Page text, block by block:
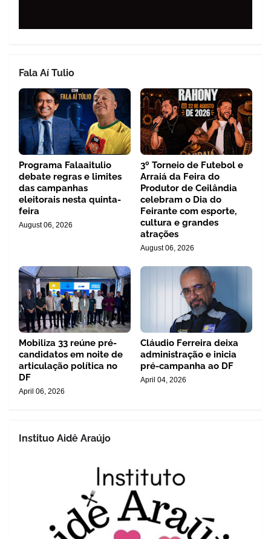
Fala Aí Tulio
Programa Falaaitulio
debate regras e limites
das campanhas
eleitorais nesta quinta-
feira
August 06, 2026
3º Torneio de Futebol e
Arraiá da Feira do
Produtor de Ceilândia
celebram o Dia do
Feirante com esporte,
cultura e grandes
atrações
August 06, 2026
Mobiliza 33 reúne pré-
candidatos em noite de
articulação política no
DF
April 06, 2026
Cláudio Ferreira deixa
administração e inicia
pré-campanha ao DF
April 04, 2026
Instituo Aidê Araújo